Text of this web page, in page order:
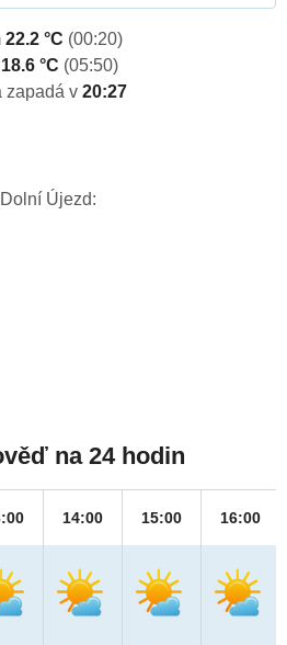
22.2 °C (00:20)
18.6 °C (05:50)
zapadá v 20:27
Újezd:
na 24 hodin
14:00 15:00 16:00